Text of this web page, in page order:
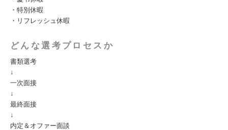
・特別休暇
・リフレッシュ休暇
どんな選考プロセスか
書類選考
↓
一次面接
↓
最終面接
↓
内定＆オファー面談